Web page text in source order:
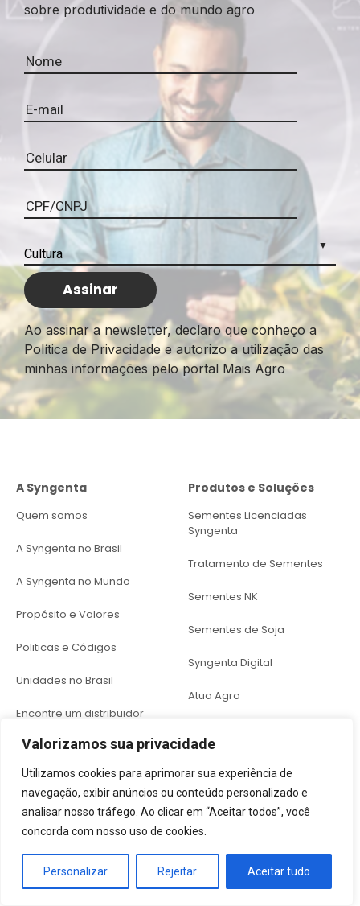
Valorizamos sua privacidade
Utilizamos cookies para aprimorar sua experiência de
navegação, exibir anúncios ou conteúdo personalizado e
analisar nosso tráfego. Ao clicar em “Aceitar todos”, você
concorda com nosso uso de cookies.
Personalizar Rejeitar Aceitar tudo
sobre produtividade e do mundo agro
Ao assinar a newsletter, declaro que conheço a
Política de Privacidade e autorizo a utilização das
minhas informações pelo portal Mais Agro
A Syngenta
Quem somos
A Syngenta no Brasil
A Syngenta no Mundo
Propósito e Valores
Politicas e Códigos
Unidades no Brasil
Encontre um distribuidor
Culturas
Soja
Milho
Algodão
Produtos e Soluções
Sementes Licenciadas
Syngenta
Tratamento de Sementes
Sementes NK
Sementes de Soja
Syngenta Digital
Atua Agro
Fungicidas
Seedcare
Media Releases